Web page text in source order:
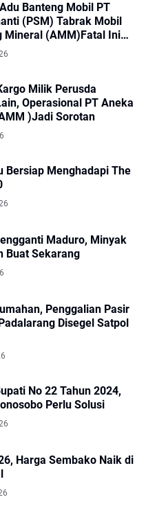
Banteng Mobil PT
(PSM) Tabrak Mobil
Formalitas!
Milik Perusda
Operasional PT Aneka
)Jadi Sorotan
Bersiap Menghadapi The
Maduro, Minyak
Buat Sekarang
Penggalian Pasir
Disegel Satpol
No 22 Tahun 2024,
Perlu Solusi
Harga Sembako Naik di